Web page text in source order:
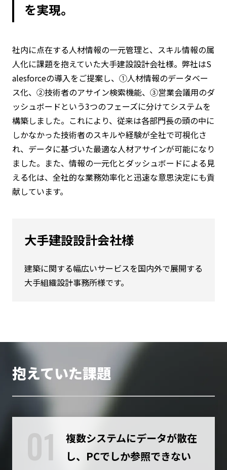
を実現。
社内に点在する人材情報の一元管理と、スキル情報の属
人化に課題を抱えていた大手建設設計会社様。弊社はS
alesforceの導入をご提案し、①人材情報のデータベー
ス化、②技術者のアサイン検索機能、③営業会議用のダ
ッシュボードという3つのフェーズに分けてシステムを
構築しました。これにより、従来は各部門長の頭の中に
しかなかった技術者のスキルや経験が全社で可視化さ
れ、データに基づいた最適な人材アサインが可能になり
ました。また、情報の一元化とダッシュボードによる見
える化は、全社的な業務効率化と迅速な意思決定にも貢
献しています。
大手建設設計会社様
建築に関する幅広いサービスを国内外で展開する
大手組織設計事務所様です。
抱えていた課題
01
複数システムにデータが散在
し、PCでしか参照できない